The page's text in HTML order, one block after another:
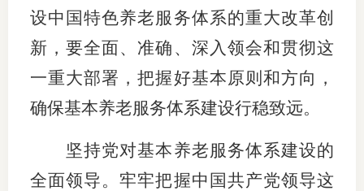
设中国特色养老服务体系的重大改革创
新，要全面、准确、深入领会和贯彻这
一重大部署，把握好基本原则和方向，
确保基本养老服务体系建设行稳致远。
坚持党对基本养老服务体系建设的
全面领导。牢牢把握中国共产党领导这